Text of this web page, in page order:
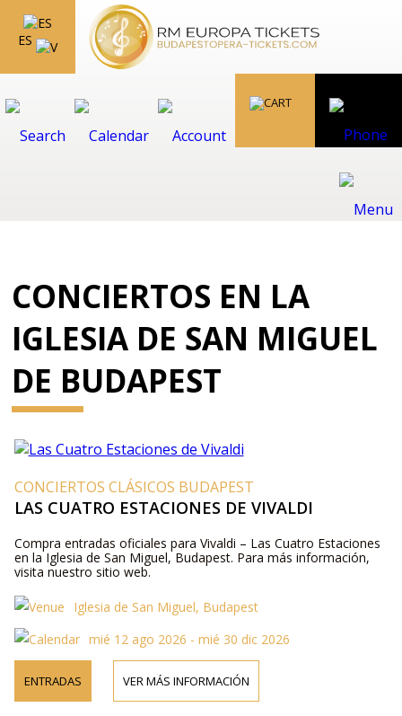
ES
CONCIERTOS EN LA
IGLESIA DE SAN MIGUEL
DE BUDAPEST
CONCIERTOS CLÁSICOS BUDAPEST
LAS CUATRO ESTACIONES DE VIVALDI
Compra entradas oficiales para Vivaldi – Las Cuatro Estaciones
en la Iglesia de San Miguel, Budapest. Para más información,
visita nuestro sitio web.
Iglesia de San Miguel, Budapest
mié 12 ago 2026 - mié 30 dic 2026
ENTRADAS VER MÁS INFORMACIÓN